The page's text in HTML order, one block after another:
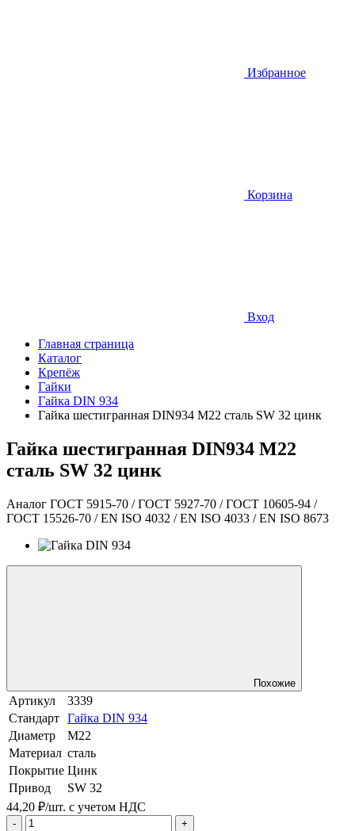
Избранное
Корзина
Вход
Главная страница
Каталог
Крепёж
Гайки
Гайка DIN 934
Гайка шестигранная DIN934 М22 сталь SW 32 цинк
Гайка шестигранная DIN934 М22
сталь SW 32 цинк
Аналог ГОСТ 5915-70 / ГОСТ 5927-70 / ГОСТ 10605-94 /
ГОСТ 15526-70 / EN ISO 4032 / EN ISO 4033 / EN ISO 8673
Похожие
Артикул
3339
Стандарт Гайка DIN 934
Диаметр
М22
Материал сталь
Покрытие Цинк
Привод
SW 32
44,20 ₽/шт. с учетом НДС
-
+